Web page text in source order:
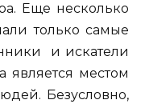
Еще несколько
только самые
и искатели
является местом
Безусловно,